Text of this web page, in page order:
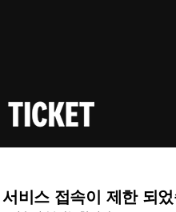
비스 접속이 제한 되